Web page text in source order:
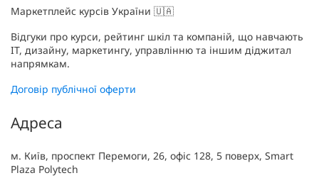
Маркетплейс курсів України 🇺🇦
Відгуки про курси, рейтинг шкіл та компаній, що навчають
IT, дизайну, маркетингу, управлінню та іншим діджитал
напрямкам.
Договір публічної оферти
Адреса
м. Київ, проспект Перемоги, 26, офіс 128, 5 поверх, Smart
Plaza Polytech